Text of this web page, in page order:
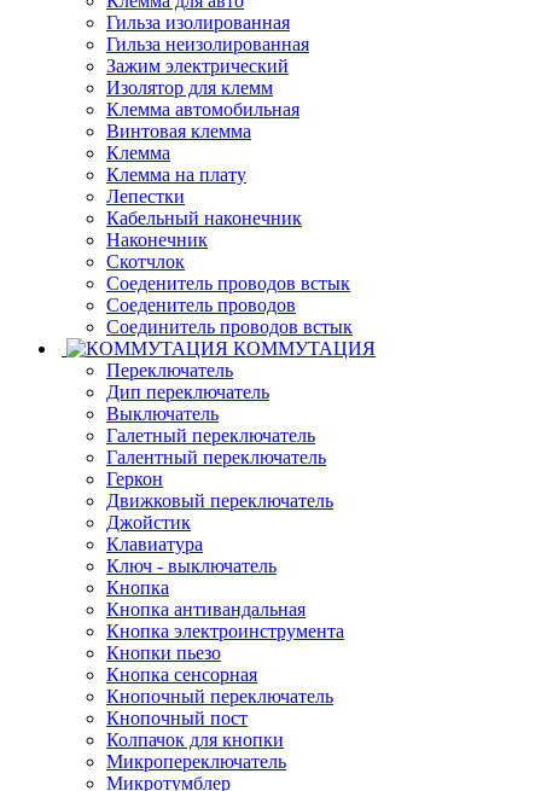
Гильза изолированная
Гильза неизолированная
Зажим электрический
Изолятор для клемм
Клемма автомобильная
Винтовая клемма
Клемма
Клемма на плату
Лепестки
Кабельный наконечник
Наконечник
Скотчлок
Соеденитель проводов встык
Соеденитель проводов
Соединитель проводов встык
КОММУТАЦИЯ
Переключатель
Дип переключатель
Выключатель
Галетный переключатель
Галентный переключатель
Геркон
Движковый переключатель
Джойстик
Клавиатура
Ключ - выключатель
Кнопка
Кнопка антивандальная
Кнопка электроинструмента
Кнопки пьезо
Кнопка сенсорная
Кнопочный переключатель
Кнопочный пост
Колпачок для кнопки
Микропереключатель
Микротумблер